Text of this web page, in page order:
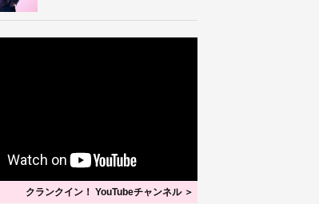
クランクイン！ YouTubeチャンネル ＞